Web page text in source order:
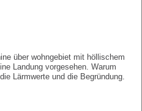
über wohngebiet mit höllischem
Landung vorgesehen. Warum
Lärmwerte und die Begründung.